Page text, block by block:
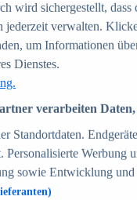
39.000 Online-Shops
70+
wird sichergestellt,
jederzeit verwalten.
um Informationen
Dienstes.
verarbeiten
Standortdaten.
Personalisierte Werbung
sowie Entwicklung